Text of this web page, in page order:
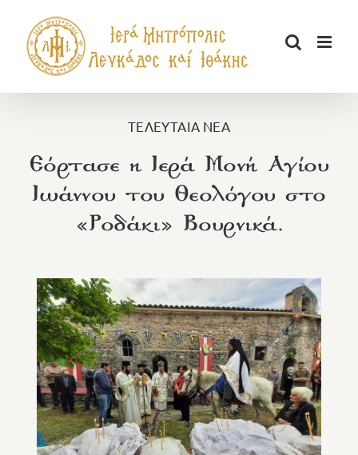
περιεχόμενο
ΤΕΛΕΥΤΑΙΑ ΝΕΑ
Εόρτασε η Ιερά Μονή Αγίου
Ιωάννου του Θεολόγου στο
«Ροδάκι» Βουρνικά.